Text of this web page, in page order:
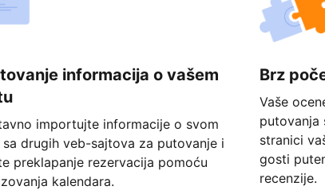
informacija o vašem
importujte informacije o svom
drugih veb-sajtova za putovanje i
preklapanje rezervacija pomoću
kalendara.
Brz
Vaše
putovanja
stranici
gosti
recenzije.